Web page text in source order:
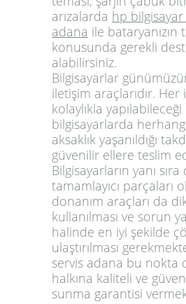
arızalarda hp bilgisayar
adana ile bataryanızın
konusunda gerekli
alabilirsiniz.
Bilgisayarlar
iletişim araçlarıdır. Her
kolaylıkla yapılabileceği
bilgisayarlarda
aksaklık yaşanıldığı
güvenilir ellere teslim
Bilgisayarların yanı
tamamlayıcı parçaları
donanım araçları da
kullanılması ve sorun
halinde en iyi şekilde
ulaştırılması
servis adana bu nokta
halkına kaliteli ve
sunma garantisi